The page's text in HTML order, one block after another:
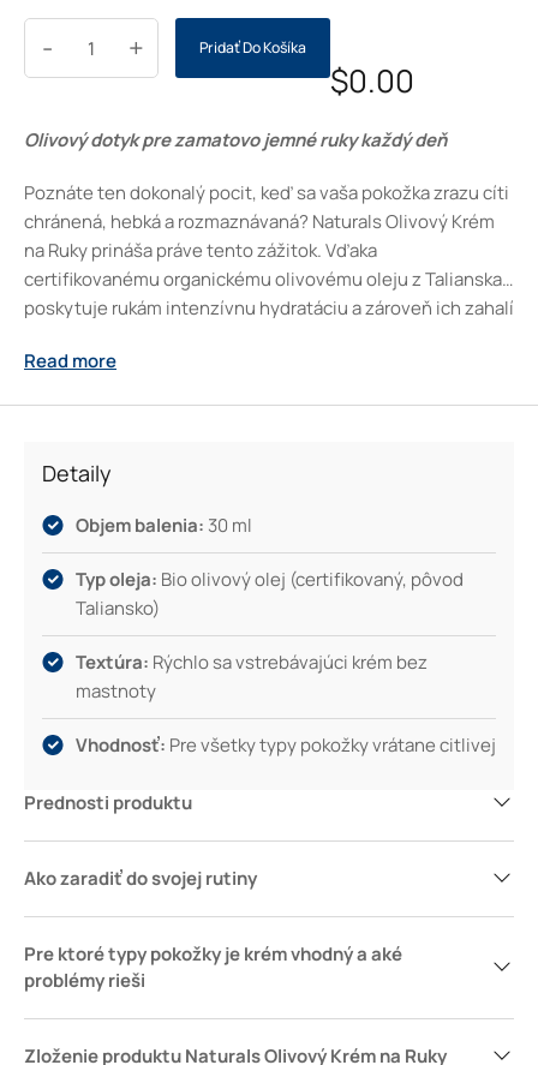
+
- Pridať Do Košíka
$0.00
Olivový dotyk pre zamatovo jemné ruky každý deň
Poznáte ten dokonalý pocit, keď sa vaša pokožka zrazu cíti
chránená, hebká a rozmaznávaná? Naturals Olivový Krém
na Ruky prináša práve tento zážitok. Vďaka
certifikovanému organickému olivovému oleju z Talianska
poskytuje rukám intenzívnu hydratáciu a zároveň ich zahalí
motív olív a prírodných odtieňov, ktoré podčiarkujú
ktorom vaše ruky zostanú vláčne a zdravé.
Read more
Detaily
Objem balenia: 30 ml
Typ oleja: Bio olivový olej (certifikovaný, pôvod
Taliansko)
Textúra: Rýchlo sa vstrebávajúci krém bez
mastnoty
Vhodnosť: Pre všetky typy pokožky vrátane citlivej
Prednosti produktu
Ako zaradiť do svojej rutiny
Pre ktoré typy pokožky je krém vhodný a aké
problémy rieši
Zloženie produktu Naturals Olivový Krém na Ruky